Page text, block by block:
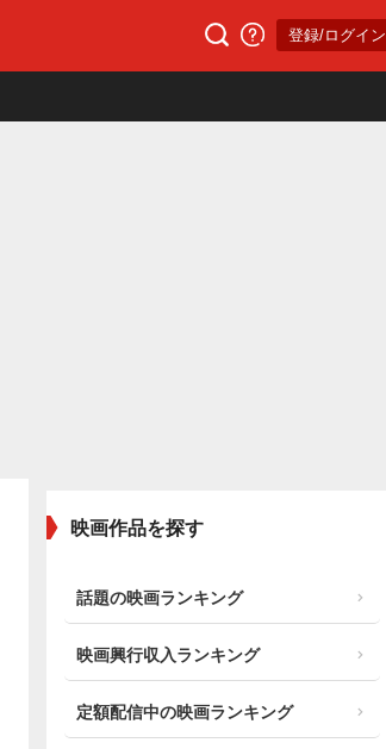
登録/ログイン
映画作品を探す
話題の映画ランキング
映画興行収入ランキング
定額配信中の映画ランキング